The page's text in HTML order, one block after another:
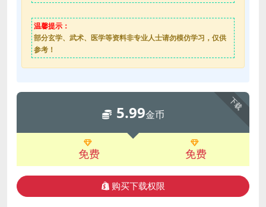
温馨提示：
部分玄学、武术、医学等资料非专业人士请勿模仿学习，仅供
参考！
下载
5.99金币
免费 免费
购买下载权限